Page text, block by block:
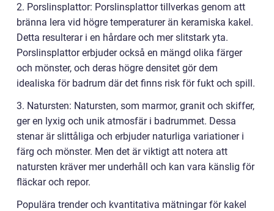
2. Porslinsplattor: Porslinsplattor tillverkas genom att
bränna lera vid högre temperaturer än keramiska kakel.
Detta resulterar i en hårdare och mer slitstark yta.
Porslinsplattor erbjuder också en mängd olika färger
och mönster, och deras högre densitet gör dem
idealiska för badrum där det finns risk för fukt och spill.
3. Natursten: Natursten, som marmor, granit och skiffer,
ger en lyxig och unik atmosfär i badrummet. Dessa
stenar är slittåliga och erbjuder naturliga variationer i
färg och mönster. Men det är viktigt att notera att
natursten kräver mer underhåll och kan vara känslig för
fläckar och repor.
Populära trender och kvantitativa mätningar för kakel